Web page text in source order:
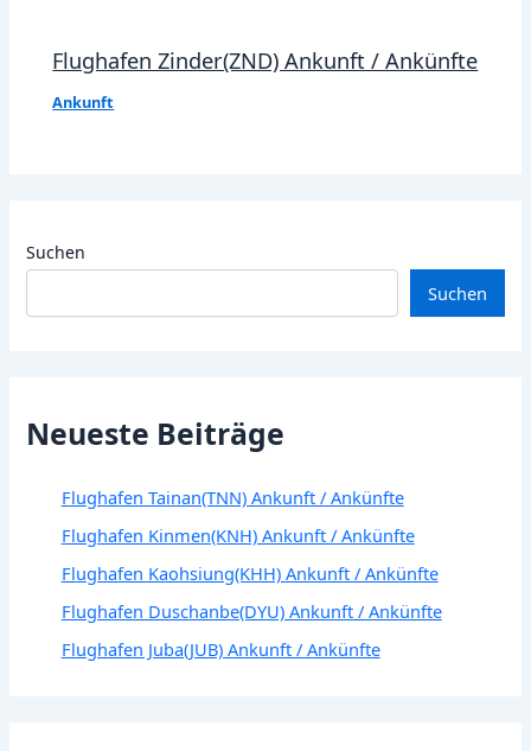
Flughafen Zinder(ZND) Ankunft / Ankünfte
Ankunft
Suchen
Suchen
Neueste Beiträge
Flughafen Tainan(TNN) Ankunft / Ankünfte
Flughafen Kinmen(KNH) Ankunft / Ankünfte
Flughafen Kaohsiung(KHH) Ankunft / Ankünfte
Flughafen Duschanbe(DYU) Ankunft / Ankünfte
Flughafen Juba(JUB) Ankunft / Ankünfte